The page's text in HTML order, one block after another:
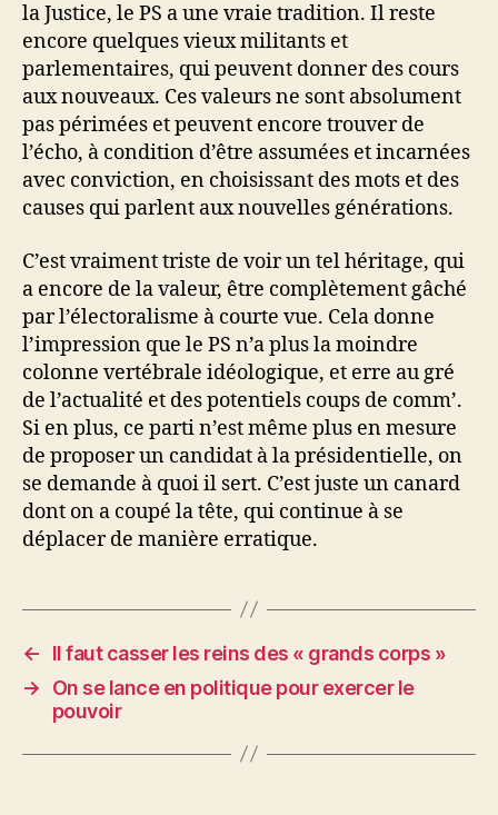
la Justice, le PS a une vraie tradition. Il reste
encore quelques vieux militants et
parlementaires, qui peuvent donner des cours
aux nouveaux. Ces valeurs ne sont absolument
pas périmées et peuvent encore trouver de
l’écho, à condition d’être assumées et incarnées
avec conviction, en choisissant des mots et des
causes qui parlent aux nouvelles générations.
C’est vraiment triste de voir un tel héritage, qui
a encore de la valeur, être complètement gâché
par l’électoralisme à courte vue. Cela donne
l’impression que le PS n’a plus la moindre
colonne vertébrale idéologique, et erre au gré
de l’actualité et des potentiels coups de comm’.
Si en plus, ce parti n’est même plus en mesure
de proposer un candidat à la présidentielle, on
se demande à quoi il sert. C’est juste un canard
dont on a coupé la tête, qui continue à se
déplacer de manière erratique.
←
Il faut casser les reins des « grands corps »
→
On se lance en politique pour exercer le
pouvoir